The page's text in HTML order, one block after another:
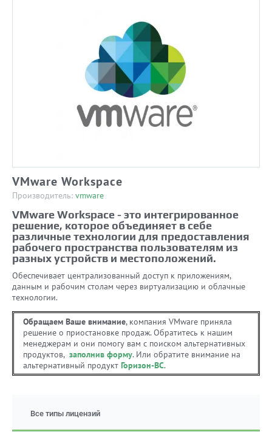
VMware Workspace
Производитель: vmware
VMware Workspace - это интегрированное
решение, которое объединяет в себе
различные технологии для предоставления
рабочего пространства пользователям из
разных устройств и местоположений.
Обеспечивает централизованный доступ к приложениям,
данным и рабочим столам через виртуализацию и облачные
технологии.
Обращаем Ваше внимание, компания VMware приняла
решение о приостановке продаж. Обратитесь к нашим
менеджерам и они помогу вам с поиском альтернативных
продуктов, заполнив форму. Или обратите внимание на
альтернативный продукт Горизон-ВС.
Все типы лицензий